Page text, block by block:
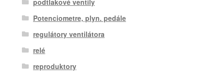
podtlakové ventily
Potenciometre, plyn. pedále
regulátory ventilátora
relé
reproduktory